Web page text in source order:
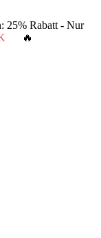
Rabatt - Nur
🔥